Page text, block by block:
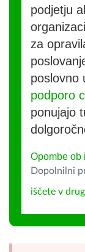
podjetju
za
poslovno
podporo
ponujajo
Opombe ob
Dopolnilni
iščete v